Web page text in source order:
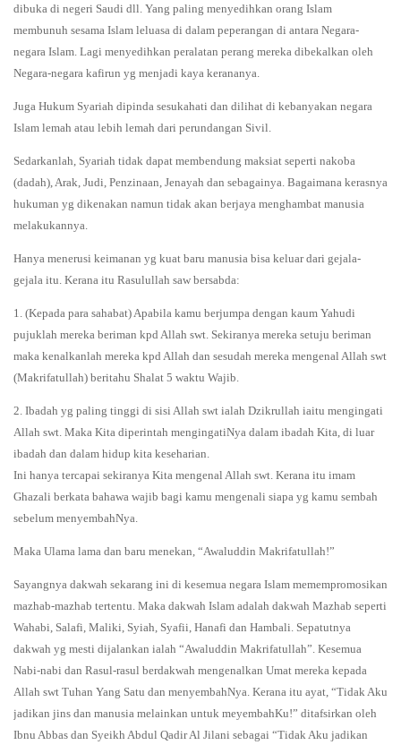
dibuka di negeri Saudi dll. Yang paling menyedihkan orang Islam
membunuh sesama Islam leluasa di dalam peperangan di antara Negara-
negara Islam. Lagi menyedihkan peralatan perang mereka dibekalkan oleh
Negara-negara kafirun yg menjadi kaya kerananya.
Juga Hukum Syariah dipinda sesukahati dan dilihat di kebanyakan negara
Islam lemah atau lebih lemah dari perundangan Sivil.
Sedarkanlah, Syariah tidak dapat membendung maksiat seperti nakoba
(dadah), Arak, Judi, Penzinaan, Jenayah dan sebagainya. Bagaimana kerasnya
hukuman yg dikenakan namun tidak akan berjaya menghambat manusia
melakukannya.
Hanya menerusi keimanan yg kuat baru manusia bisa keluar dari gejala-
gejala itu. Kerana itu Rasulullah saw bersabda:
1. (Kepada para sahabat) Apabila kamu berjumpa dengan kaum Yahudi
pujuklah mereka beriman kpd Allah swt. Sekiranya mereka setuju beriman
maka kenalkanlah mereka kpd Allah dan sesudah mereka mengenal Allah swt
(Makrifatullah) beritahu Shalat 5 waktu Wajib.
2. Ibadah yg paling tinggi di sisi Allah swt ialah Dzikrullah iaitu mengingati
Allah swt. Maka Kita diperintah mengingatiNya dalam ibadah Kita, di luar
ibadah dan dalam hidup kita keseharian.
Ini hanya tercapai sekiranya Kita mengenal Allah swt. Kerana itu imam
Ghazali berkata bahawa wajib bagi kamu mengenali siapa yg kamu sembah
sebelum menyembahNya.
Maka Ulama lama dan baru menekan, “Awaluddin Makrifatullah!”
Sayangnya dakwah sekarang ini di kesemua negara Islam memempromosikan
mazhab-mazhab tertentu. Maka dakwah Islam adalah dakwah Mazhab seperti
Wahabi, Salafi, Maliki, Syiah, Syafii, Hanafi dan Hambali. Sepatutnya
dakwah yg mesti dijalankan ialah “Awaluddin Makrifatullah”. Kesemua
Nabi-nabi dan Rasul-rasul berdakwah mengenalkan Umat mereka kepada
Allah swt Tuhan Yang Satu dan menyembahNya. Kerana itu ayat, “Tidak Aku
jadikan jins dan manusia melainkan untuk meyembahKu!” ditafsirkan oleh
Ibnu Abbas dan Syeikh Abdul Qadir Al Jilani sebagai “Tidak Aku jadikan